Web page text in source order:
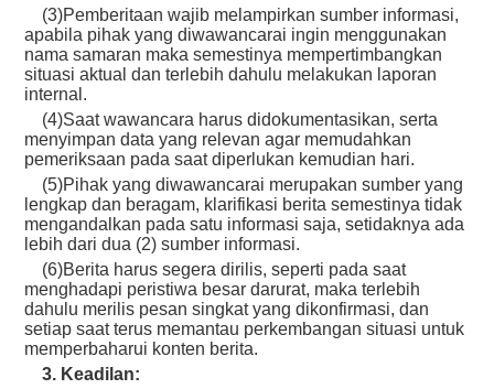
(3)Pemberitaan wajib melampirkan sumber informasi,
apabila pihak yang diwawancarai ingin menggunakan
nama samaran maka semestinya mempertimbangkan
situasi aktual dan terlebih dahulu melakukan laporan
internal.
(4)Saat wawancara harus didokumentasikan, serta
menyimpan data yang relevan agar memudahkan
pemeriksaan pada saat diperlukan kemudian hari.
(5)Pihak yang diwawancarai merupakan sumber yang
lengkap dan beragam, klarifikasi berita semestinya tidak
mengandalkan pada satu informasi saja, setidaknya ada
lebih dari dua (2) sumber informasi.
(6)Berita harus segera dirilis, seperti pada saat
menghadapi peristiwa besar darurat, maka terlebih
dahulu merilis pesan singkat yang dikonfirmasi, dan
setiap saat terus memantau perkembangan situasi untuk
memperbaharui konten berita.
3. Keadilan: